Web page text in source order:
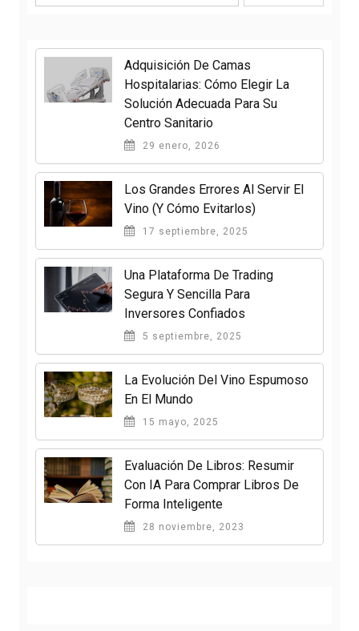
Adquisición De Camas
Hospitalarias: Cómo Elegir La
Solución Adecuada Para Su
Centro Sanitario
29 enero, 2026
Los Grandes Errores Al Servir El
Vino (y Cómo Evitarlos)
17 septiembre, 2025
Una Plataforma De Trading
Segura Y Sencilla Para
Inversores Confiados
5 septiembre, 2025
La Evolución Del Vino Espumoso
En El Mundo
15 mayo, 2025
Evaluación De Libros: Resumir
Con IA Para Comprar Libros De
Forma Inteligente
28 noviembre, 2023